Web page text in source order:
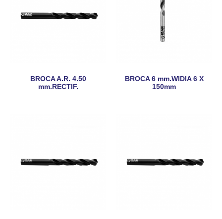
BROCA A.R. 4.50
mm.RECTIF.
BROCA 6 mm.WIDIA 6 X
150mm